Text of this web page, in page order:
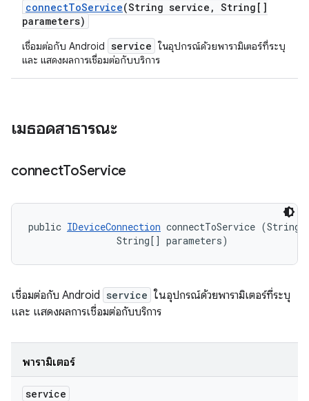
connectToService(String service , String[]
parameters)
เชื่อมต่อกับ Android service ในอุปกรณ์ด้วยพารามิเตอร์ที่ระบุ
และ แสดงผลการเชื่อมต่อกับบริการ
เมธอดสาธารณะ
connectToService
public IDeviceConnection connectToService
                String[] parameters)
เชื่อมต่อกับ Android service ในอุปกรณ์ด้วยพารามิเตอร์ที่ระบุ
และ แสดงผลการเชื่อมต่อกับบริการ
พารามิเตอร์
service